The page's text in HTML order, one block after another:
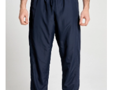
Ханты-Мансийский автономный округ (3)
Челябинская область (2)
Ямало-Ненецкий автономный округ (1)
Ярославская область (1)